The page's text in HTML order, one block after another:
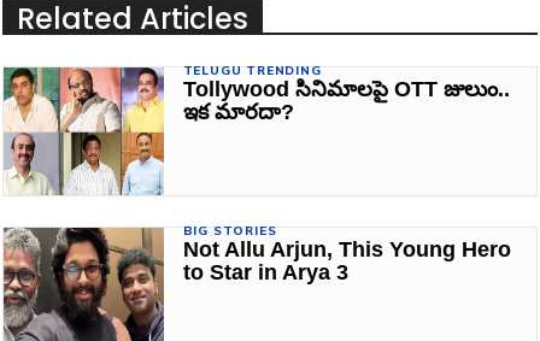
Related Articles
TELUGU TRENDING
Tollywood సినిమాలపై OTT జులుం..
ఇక మారదా?
BIG STORIES
Not Allu Arjun, This Young Hero
to Star in Arya 3